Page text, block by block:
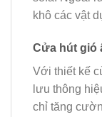
khô các vật
Cửa hút gió
Với thiết kế
lưu thông
chỉ tăng